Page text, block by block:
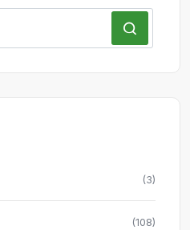
(3)
(108)